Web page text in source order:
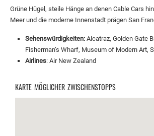
Grüne Hügel, steile Hänge an denen Cable Cars
Meer und die moderne Innenstadt prägen San
Sehenswürdigkeiten: Alcatraz, Golden Gate
Fisherman’s Wharf, Museum of Modern Art,
Airlines: Air New Zealand
KARTE MÖGLICHER ZWISCHENSTOPPS